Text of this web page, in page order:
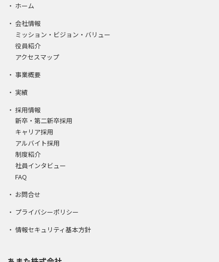
ホーム
会社情報
ミッション・ビジョン・バリュー
役員紹介
アクセスマップ
事業概要
実績
採用情報
新卒・第二新卒採用
キャリア採用
アルバイト採用
制度紹介
社員インタビュー
FAQ
お問合せ
プライバシーポリシー
情報セキュリティ基本方針